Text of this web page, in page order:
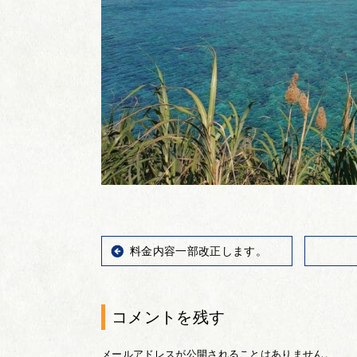
料金内容一部改正します。
コメントを残す
メールアドレスが公開されることはありません。